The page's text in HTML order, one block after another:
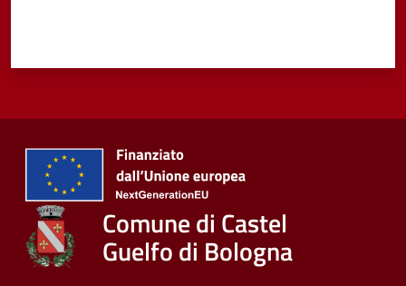
Comune di Castel
Guelfo di Bologna